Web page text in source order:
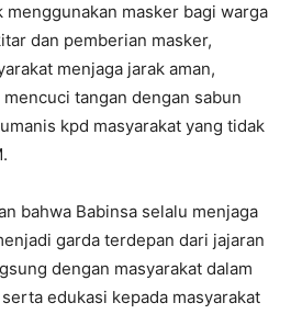
menggunakan masker bagi warga
dan pemberian masker,
menjaga jarak aman,
tangan dengan sabun
kpd masyarakat yang tidak
bahwa Babinsa selalu menjaga
garda terdepan dari jajaran
dengan masyarakat dalam
edukasi kepada masyarakat